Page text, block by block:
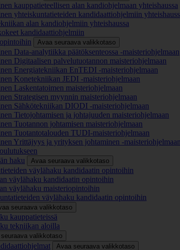
kauppatieteellisen alan kandiohjelmaan yhteishaussa
yhteiskuntatieteiden kandidaattiohjelmiin
alan kandiohjelmiin yhteishaussa
kandidaattiohjelmiin
Avaa seuraava valikkotaso
Data-analytiikka päätöksenteossa -maisteriohjelmaan
Digitaalisen palvelutuotannon maisteriohjelmaan
Energiatekniikan EnTEDI -maisteriohjelmaan
Konetekniikan JEDI -maisteriohjelmaan
Laskentatoimen maisteriohjelmaan
Strategisen myynnin maisteriohjelmaan
Sähkötekniikan DIODI -maisteriohjelmaan
Tietojohtamisen ja johtajuuden maisteriohjelmaan
Tuotannon johtamisen maisteriohjelmaan
Tuotantotalouden TUDI-maisteriohjelmaan
Yrittäjyys ja yrityksen johtaminen -maisteriohjelmaan
haku
Avaa seuraava valikkotaso
väylähaku kandidaatin opintoihin
väylähaku kandidaatin opintoihin
väylähaku maisteriopintoihin
väylähaku kandidaatin opintoihin
seuraava valikkotaso
kauppatieteissä
tekniikan aloilla
valikkotaso
Avaa seuraava valikkotaso